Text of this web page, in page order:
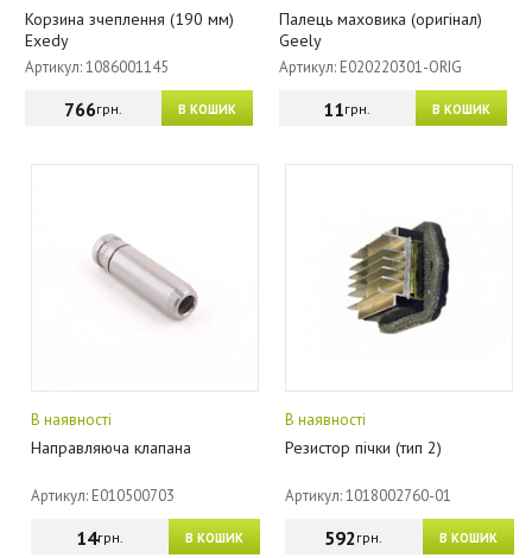
Корзина зчеплення (190 мм)
Exedy
Артикул: 1086001145
В КОШИК
766грн.
Палець маховика (оригінал)
Geely
Артикул: E020220301-ORIG
В КОШИК
11грн.
В наявності
Направляюча клапана
Артикул: E010500703
В КОШИК
14грн.
В наявності
Резистор пічки (тип 2)
Артикул: 1018002760-01
В КОШИК
592грн.